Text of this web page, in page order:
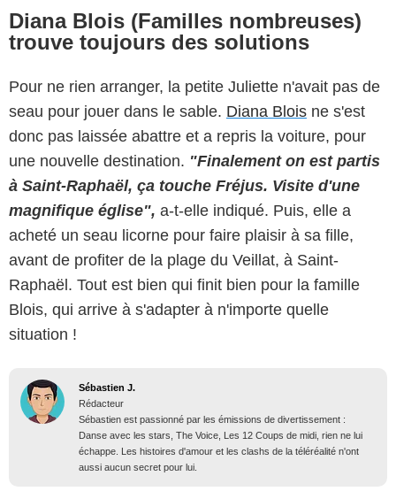
Diana Blois (Familles nombreuses)
trouve toujours des solutions
Pour ne rien arranger, la petite Juliette n'avait pas de
seau pour jouer dans le sable. Diana Blois ne s'est
donc pas laissée abattre et a repris la voiture, pour
une nouvelle destination. "Finalement on est partis
à Saint-Raphaël, ça touche Fréjus. Visite d'une
magnifique église", a-t-elle indiqué. Puis, elle a
acheté un seau licorne pour faire plaisir à sa fille,
avant de profiter de la plage du Veillat, à Saint-
Raphaël. Tout est bien qui finit bien pour la famille
Blois, qui arrive à s'adapter à n'importe quelle
situation !
Sébastien J.
Rédacteur
Sébastien est passionné par les émissions de divertissement :
Danse avec les stars, The Voice, Les 12 Coups de midi, rien ne lui
échappe. Les histoires d'amour et les clashs de la téléréalité n'ont
aussi aucun secret pour lui.